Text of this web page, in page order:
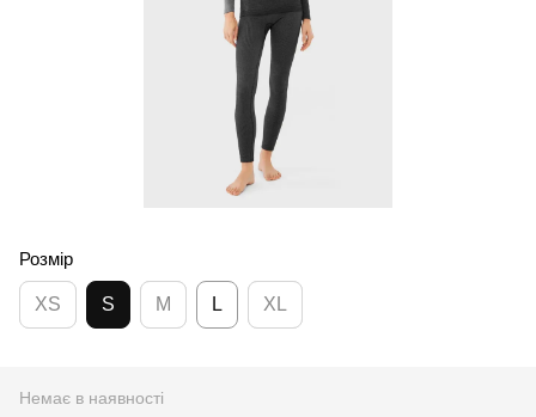
Розмір
XS S M L XL
Немає в наявності